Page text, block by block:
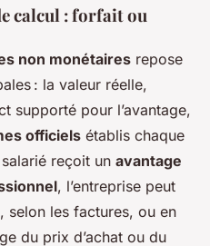
calcul : forfait ou
non monétaires repose
: la valeur réelle,
supporté pour l’avantage,
officiels établis chaque
reçoit un avantage
, l’entreprise peut
selon les factures, ou en
du prix d’achat ou du